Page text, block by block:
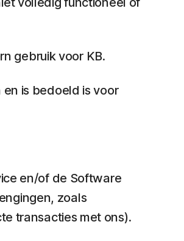
gebruik voor KB.
is bedoeld is voor
en/of de Software
zoals
transacties met ons).